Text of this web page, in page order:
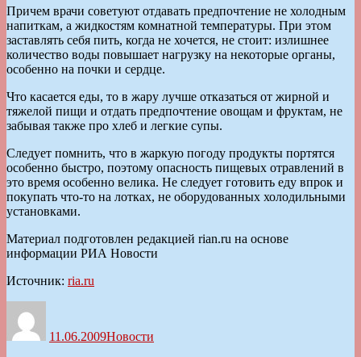
Причем врачи советуют отдавать предпочтение не холодным
напиткам, а жидкостям комнатной температуры. При этом
заставлять себя пить, когда не хочется, не стоит: излишнее
количество воды повышает нагрузку на некоторые органы,
особенно на почки и сердце.
Что касается еды, то в жару лучше отказаться от жирной и
тяжелой пищи и отдать предпочтение овощам и фруктам, не
забывая также про хлеб и легкие супы.
Следует помнить, что в жаркую погоду продукты портятся
особенно быстро, поэтому опасность пищевых отравлений в
это время особенно велика. Не следует готовить еду впрок и
покупать что-то на лотках, не оборудованных холодильными
установками.
Материал подготовлен редакцией rian.ru на основе
информации РИА Новости
Источник: ria.ru
11.06.2009Новости